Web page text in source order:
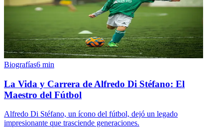
Biografías6 min
La Vida y Carrera de Alfredo Di Stéfano: El
Maestro del Fútbol
Alfredo Di Stéfano, un ícono del fútbol, dejó un legado
impresionante que trasciende generaciones.